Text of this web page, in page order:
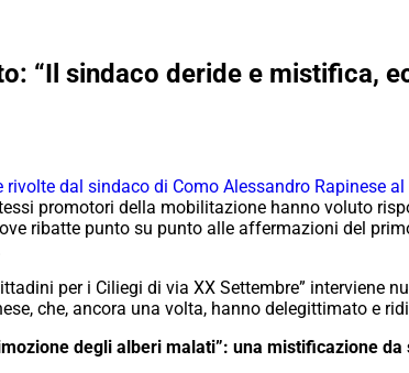
“Il sindaco deride e mistifica,
rivolte dal sindaco di Como Alessandro Rapinese
promotori della mobilitazione hanno voluto
ribatte punto su punto alle affermazioni del
per i Ciliegi di via XX Settembre” interviene
che, ancora una volta, hanno delegittimato e
degli alberi malati”: una mistificazione da